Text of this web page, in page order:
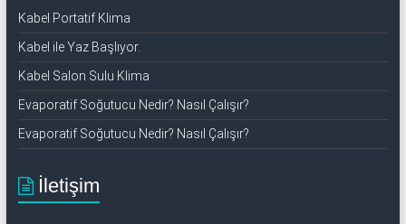
Kabel Portatif Klima
Kabel ile Yaz Başlıyor.
Kabel Salon Sulu Klima
Evaporatif Soğutucu Nedir? Nasıl Çalışır?
Evaporatif Soğutucu Nedir? Nasıl Çalışır?
İletişim